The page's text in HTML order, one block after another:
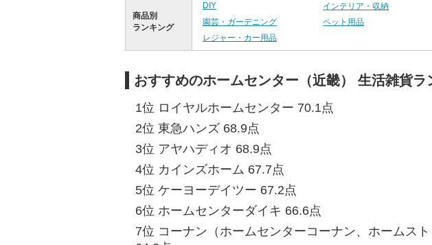
商品別
ランキング
DIY インテリア・収納
園芸・ガーデニング
ペット用品
レジャー・カー用品
おすすめのホームセンター（近畿） 生活雑貨ラ
1位 ロイヤルホームセンター 70.1点
2位 東急ハンズ 68.9点
3位 アヤハディオ 68.9点
4位 カインズホーム 67.7点
5位 ケーヨーデイツー 67.2点
6位 ホームセンターダイキ 66.6点
7位 コーナン（ホームセンターコーナン、ホームスト